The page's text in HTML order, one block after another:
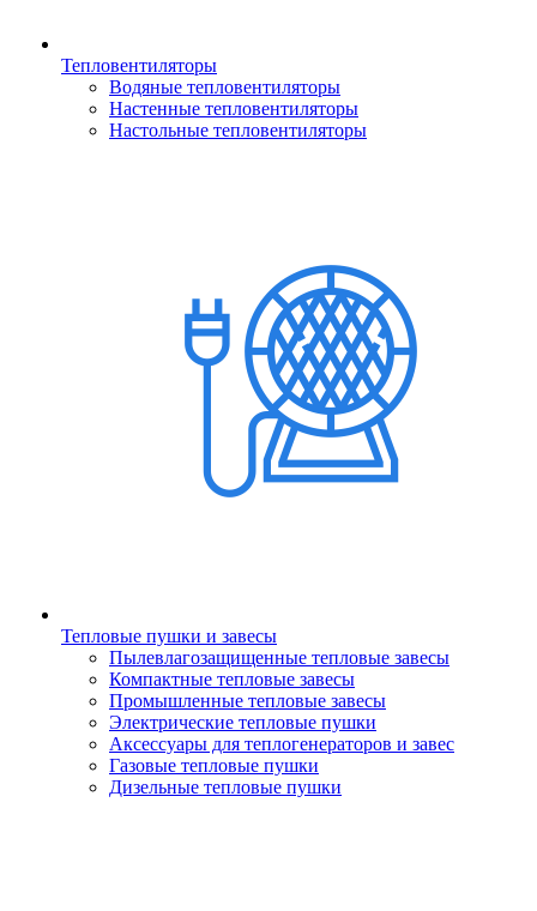
Тепловентиляторы
Водяные тепловентиляторы
Настенные тепловентиляторы
Настольные тепловентиляторы
Тепловые пушки и завесы
Пылевлагозащищенные тепловые завесы
Компактные тепловые завесы
Промышленные тепловые завесы
Электрические тепловые пушки
Аксессуары для теплогенераторов и завес
Газовые тепловые пушки
Дизельные тепловые пушки